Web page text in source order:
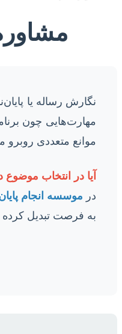
نگارش رساله یا
مهارت‌هایی چون
موانع متعددی
آیا در انتخاب موضوع
در موسسه انجام
به فرصت تبدیل کرده